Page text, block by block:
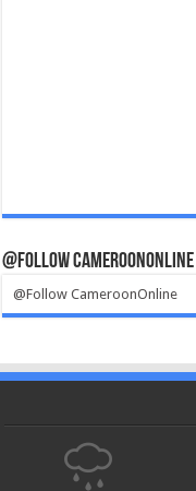
@Follow CameroonOnline
@Follow CameroonOnline